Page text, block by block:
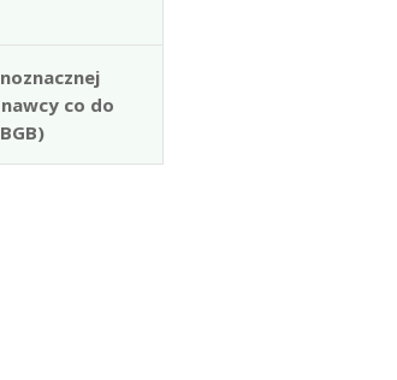
co do